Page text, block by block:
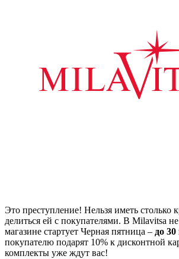
Это преступление! Нельзя иметь столько
делиться ей с покупателями. В Milavitsa
магазине стартует Черная пятница – до
покупателю подарят 10% к дисконтной
комплекты уже ждут вас!